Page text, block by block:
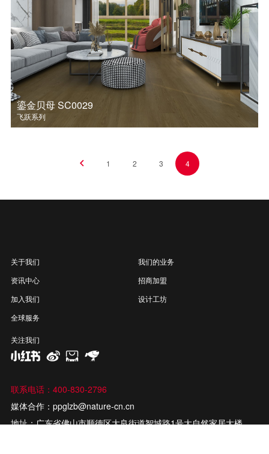
Style风格系列 ETUDE22设计系列 纯粹系列
MAX系列 登云系列 飞跃系列 美仑系列
木语系列 大观系列 艺拼系列 戴昆设计系列
传承系列 经典系列
鎏金贝母 SC0029
飞跃系列
1 2 3 4
关于我们
我们的业务
资讯中心
招商加盟
加入我们
设计工坊
全球服务
关注我们
联系电话：400-830-2796
媒体合作：ppglzb@nature-cn.cn
地址：广东省佛山市顺德区大良街道智城路1号大自然家居大楼